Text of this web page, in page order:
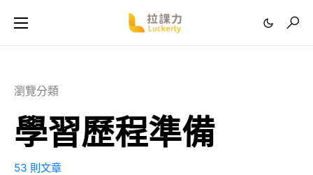
瀏覽分類
學習歷程準備
53 則文章